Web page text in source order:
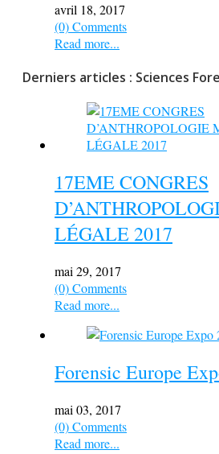
avril 18, 2017
(0) Comments
Read more...
Derniers articles : Sciences
17EME CONGRES
LÉGALE 2017
mai 29, 2017
(0) Comments
Read more...
Forensic Europe
mai 03, 2017
(0) Comments
Read more...